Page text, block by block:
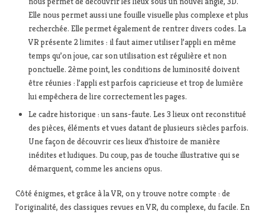
Elle nous permet aussi une fouille visuelle plus complexe et plus
recherchée. Elle permet également de rentrer divers codes. La
VR présente 2 limites : il faut aimer utiliser l’appli en même
temps qu’on joue, car son utilisation est régulière et non
ponctuelle. 2ème point, les conditions de luminosité doivent
être réunies : l’appli est parfois capricieuse et trop de lumière
lui empêchera de lire correctement les pages.
Le cadre historique : un sans-faute. Les 3 lieux ont reconstitué
des pièces, éléments et vues datant de plusieurs siècles parfois.
Une façon de découvrir ces lieux d’histoire de manière
inédites et ludiques. Du coup, pas de touche illustrative qui se
démarquent, comme les anciens opus.
Côté énigmes, et grâce à la VR, on y trouve notre compte : de
l’originalité, des classiques revues en VR, du complexe, du facile. En